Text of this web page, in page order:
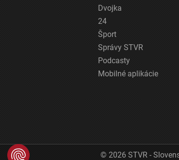
Dvojka
24
Šport
Správy STVR
Podcasty
Mobilné aplikácie
© 2026 STVR -